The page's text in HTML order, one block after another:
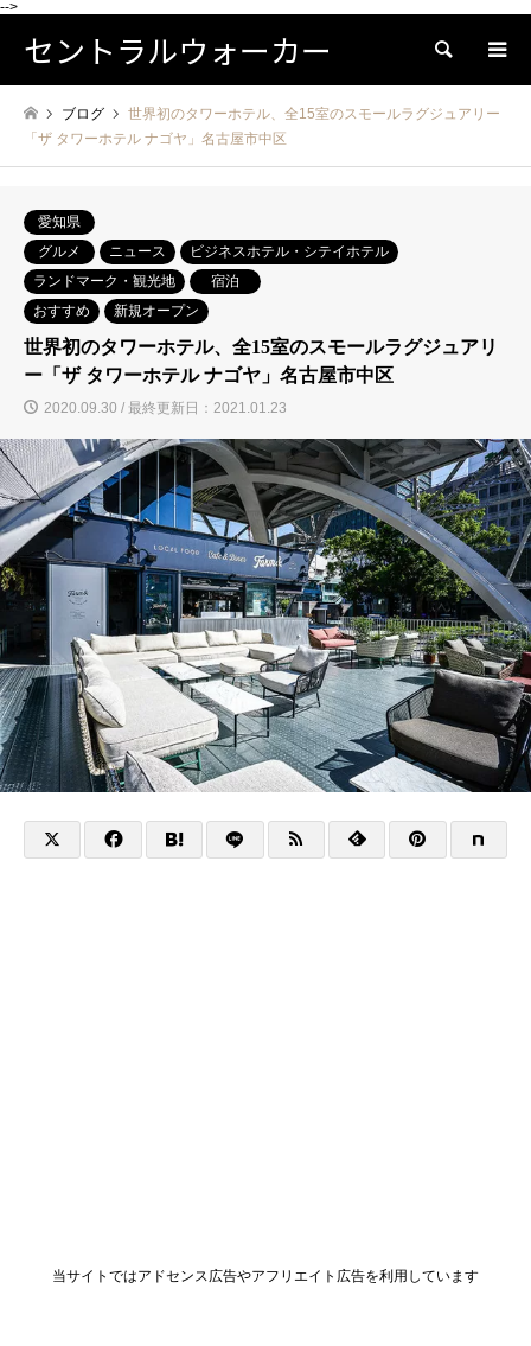
-->
セントラルウォーカー 検索
ブログ
世界初のタワーホテル、全15室のスモールラグジュアリー
「ザ タワーホテル ナゴヤ」名古屋市中区
愛知県
グルメ
ニュース
ビジネスホテル・シテイホテル
ランドマーク・観光地
宿泊
おすすめ
新規オープン
世界初のタワーホテル、全15室のスモールラグジュアリ
ー「ザ タワーホテル ナゴヤ」名古屋市中区
2020.09.30 / 最終更新日：2021.01.23
当サイトではアドセンス広告やアフリエイト広告を利用しています